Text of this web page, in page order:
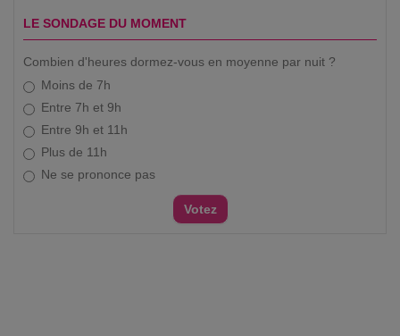
LE SONDAGE DU MOMENT
Combien d'heures dormez-vous en moyenne par nuit ?
Moins de 7h
Entre 7h et 9h
Entre 9h et 11h
Plus de 11h
Ne se prononce pas